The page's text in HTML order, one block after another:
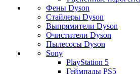
Фены Dyson
Стайлеры Dyson
Выпрямители Dyson
Очистители Dyson
Пылесосы Dyson
Sony
PlayStation 5
Геймпады PS5